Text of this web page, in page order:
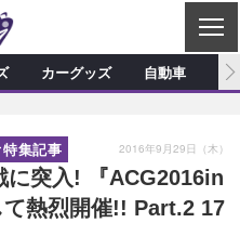
C
L
S
E
ショップ訪問記
デモカー製作記
カスタマイズ新製品情報
カーグッズ新製品情報
カーグッズ 自動車
に突入! 『ACG2016in
熱烈開催!! Part.2 17
集記事 2016年9月29日（木）